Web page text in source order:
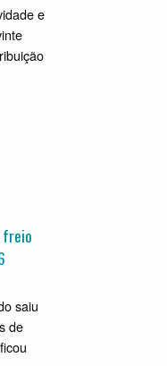
e
freio
saiu
de